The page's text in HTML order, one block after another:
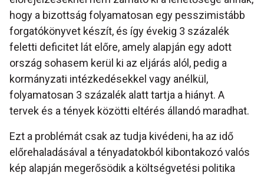
hogy a bizottság folyamatosan egy pesszimistább
forgatókönyvet készít, és így évekig 3 százalék
feletti deficitet lát előre, amely alapján egy adott
ország sohasem kerül ki az eljárás alól, pedig a
kormányzati intézkedésekkel vagy anélkül,
folyamatosan 3 százalék alatt tartja a hiányt. A
tervek és a tények közötti eltérés állandó maradhat.
Ezt a problémát csak az tudja kivédeni, ha az idő
előrehaladásával a tényadatokból kibontakozó valós
kép alapján megerősödik a költségvetési politika